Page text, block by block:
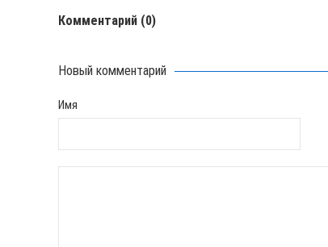
Комментарий (0)
Новый комментарий
Имя